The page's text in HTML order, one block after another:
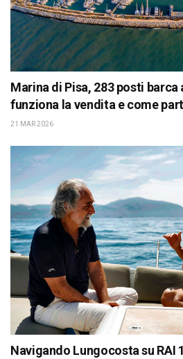
Marina di Pisa, 283 posti barca
funziona la vendita e come
21 MAR 2026
Navigando Lungocosta su RAI